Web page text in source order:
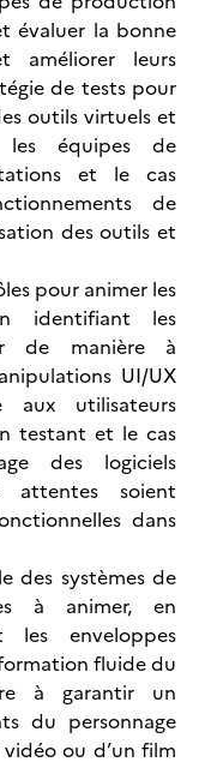
évaluer la bonne
améliorer leurs
de tests pour
outils virtuels et
les équipes de
et le cas
de
des outils et
pour animer les
identifiant les
de manière à
UI/UX
aux utilisateurs
testant et le cas
des logiciels
attentes soient
dans
des systèmes de
à animer, en
enveloppes
fluide du
à garantir un
du personnage
ou d’un film